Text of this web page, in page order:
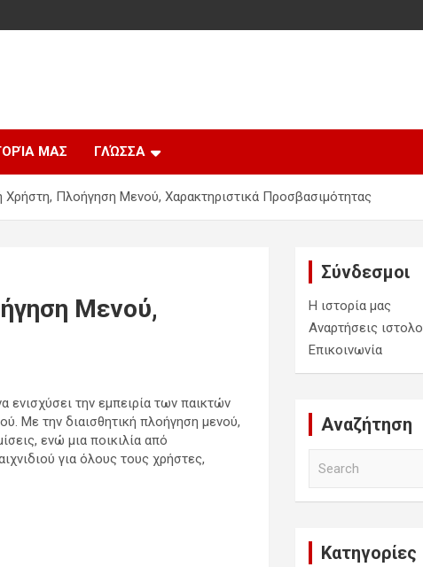
ΜΑΣ ΓΛΏΣΣΑ
Χρήστη, Πλοήγηση Μενού, Χαρακτηριστικά Προσβασιμότητας
Μενού,
ενισχύσει την εμπειρία των παικτών
Με την διαισθητική πλοήγηση μενού,
ενώ μια ποικιλία από
για όλους τους χρήστες,
Σύνδεσμοι
Η ιστορία μας
Αναρτήσεις
Επικοινωνία
Αναζήτηση
Κατηγορίες